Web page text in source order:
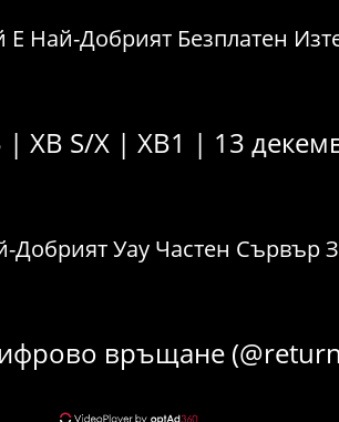
Е Най-Добрият Безплатен
| XB S/X | XB1 | 13
Добрият Уау Частен Сървър
връщане